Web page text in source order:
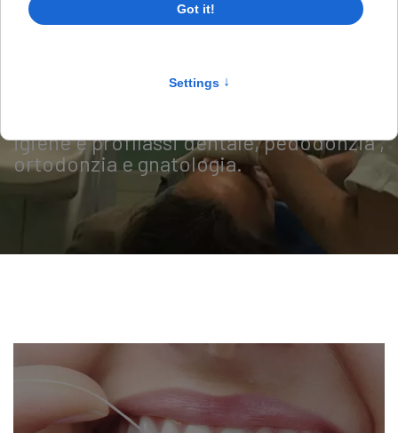
Lo studio dentistico è in grado di
conservativa, parodontologia, estetica
igiene e profilassi dentale, pedodonzia ,
ortodonzia e gnatologia.